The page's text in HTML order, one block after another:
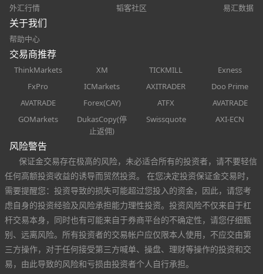
外汇行情 韬客社区 易汇数据
关于我们
帮助中心
交易商推荐
ThinkMarkets XM TICKMILL
Exness
FxPro
ICMarkets AXITRADER
Doo Prime
AVATRADE
Forex(CAY) ATFX
AVATRADE
GOMarkets
DukasCopy(停
止返佣)
Swissquote AXI-ECN
风险警告
保证金交易存在极高的风险，未必适合所有的投资者，请不要轻信
任何高额投资收益的诱导而贸然投资。 在您决定投资保证金交易时，
需要提醒您：投资导致的损失可能超过您投入的资金，因此，请您考
虑自身的投资经验及风险承担能力理性投资。投资风险不仅来自于杠
杆交易本身，同时也有可能来自于券商平台的不确定性，请您仔细甄
别、远离风险。所有投资者的交易帐户应仅限本人使用，不应交由第
三方操作，对于任何接受第三方喊单、操盘、理财等操作的投资和交
易，由此导致的风险和亏损由投资者个人自行承担。